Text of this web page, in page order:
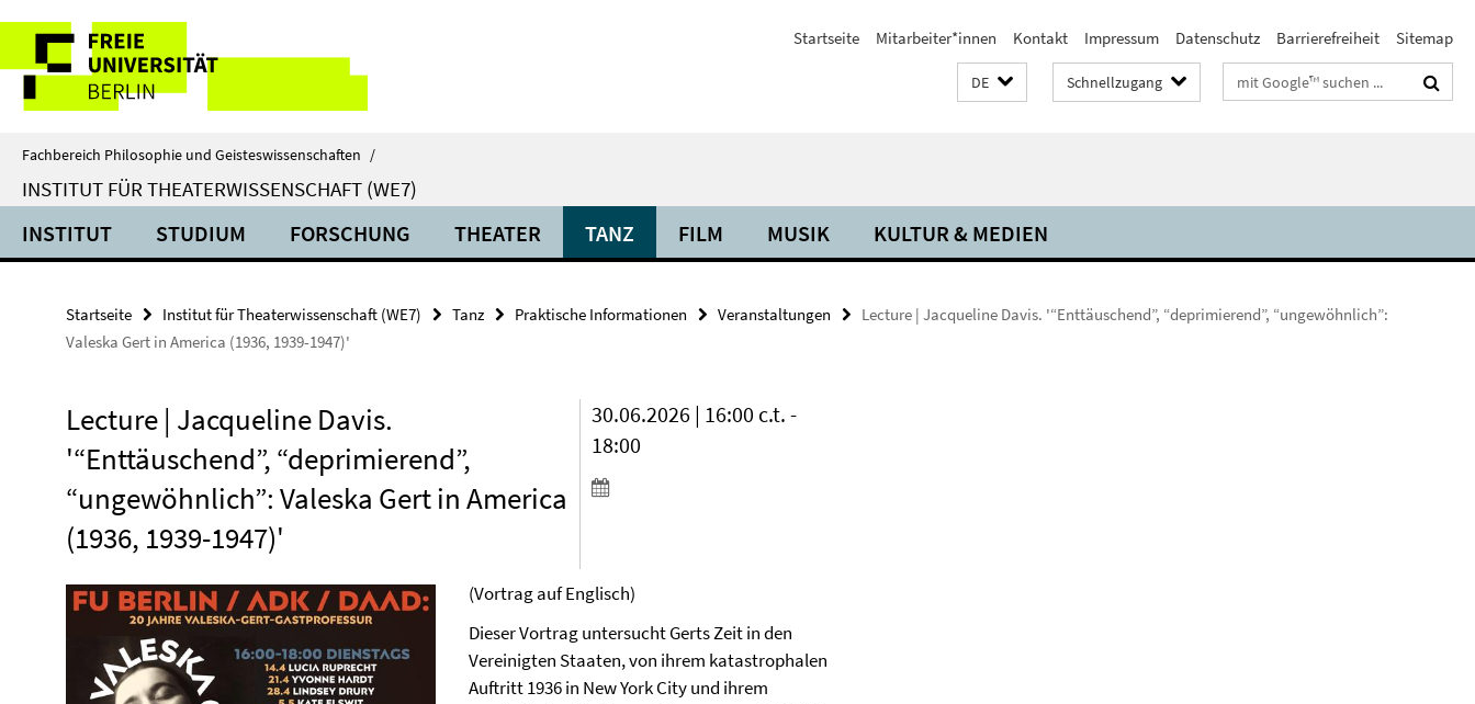
direkt
zu
Inhalt
Service-
Navigation
Startseite Mitarbeiter*innen Kontakt Impressum Datenschutz Barrierefreiheit Sitemap
DE Schnellzugang Suchbegriffe
Fachbereich Philosophie und Geisteswissenschaften /
INSTITUT FÜR THEATERWISSENSCHAFT (WE7)
INSTITUT STUDIUM FORSCHUNG THEATER TANZ FILM MUSIK KULTUR & MEDIEN
Startseite Institut für Theaterwissenschaft (WE7) Tanz Praktische Informationen Veranstaltungen
Lecture | Jacqueline Davis. '“Enttäuschend”, “deprimierend”, “ungewöhnlich”:
Valeska Gert in America (1936, 1939-1947)'
Lecture | Jacqueline Davis.
'“Enttäuschend”, “deprimierend”,
“ungewöhnlich”: Valeska Gert in America
(1936, 1939-1947)'
30.06.2026 | 16:00 c.t. -
18:00
(Vortrag auf Englisch)
Dieser Vortrag untersucht Gerts Zeit in den
Vereinigten Staaten, von ihrem katastrophalen
Auftritt 1936 in New York City und ihrem